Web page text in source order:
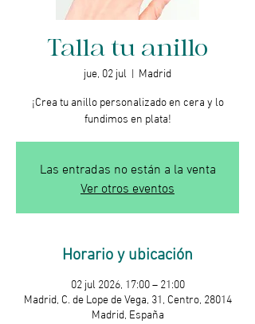
Talla tu anillo
jue, 02 jul
  |
Madrid
¡Crea tu anillo personalizado en cera y lo
fundimos en plata!
Las entradas no están a la venta
Ver otros eventos
Horario y ubicación
02 jul 2026, 17:00 – 21:00
Madrid, C. de Lope de Vega, 31, Centro, 28014
Madrid, España